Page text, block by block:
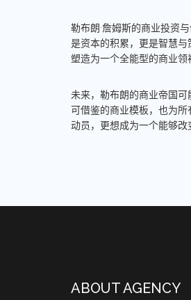
勒布朗·詹姆斯的商业投资
是资本的积累，更是智慧
塑造为一个全能型的商业领
未来，勒布朗的商业帝国
可借鉴的商业模板，也为
动员，更想成为一个能够改
ABOUT AGENCY